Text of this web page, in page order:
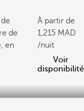
de
en
À partir de
1,215
/nuit
Voir
disponibilité